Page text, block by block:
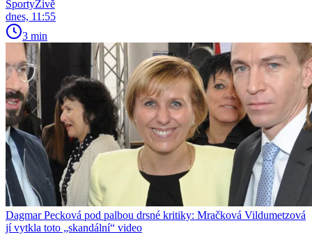
SportyŽivě
dnes, 11:55
3 min
Dagmar Pecková pod palbou drsné kritiky: Mračková Vildumetzová
jí vytkla toto „skandální“ video